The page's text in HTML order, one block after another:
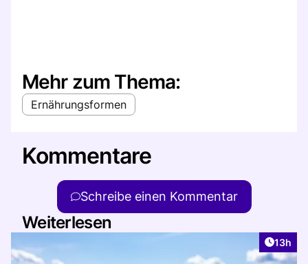
Mehr zum Thema:
Ernährungsformen
Kommentare
Schreibe einen Kommentar
Weiterlesen
Artikel
13h